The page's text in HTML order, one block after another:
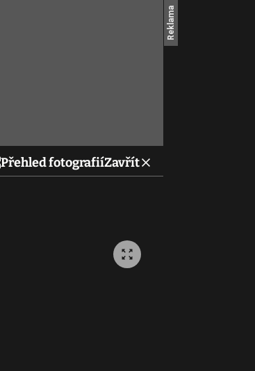
Přehled fotografiíZavřít